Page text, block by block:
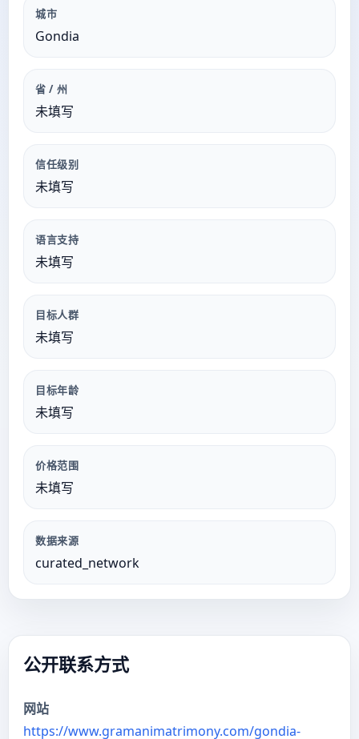
城市
Gondia
省 / 州
未填写
信任级别
未填写
语言支持
未填写
目标人群
未填写
目标年龄
未填写
价格范围
未填写
数据来源
curated_network
公开联系方式
网站
https://www.gramanimatrimony.com/gondia-